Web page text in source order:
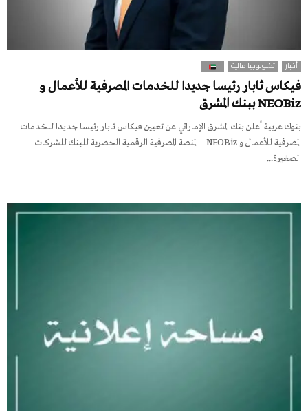
أخبار تكنولوجيا مالية
فيكاس ثابار رئيسا جديدا للخدمات المصرفية للأعمال و
NEOBiz ببنك المشرق
بنوك عربية أعلن بنك المشرق الإماراتي عن تعيين فيكاس ثابار رئيسا جديدا للخدمات
المصرفية للأعمال و NEOBiz – المنصة المصرفية الرقمية الحصرية للبنك للشركات
الصغيرة...